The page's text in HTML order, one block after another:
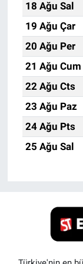
18 Ağu Sal
19 Ağu Çar
20 Ağu Per
21 Ağu Cum
22 Ağu Cts
23 Ağu Paz
24 Ağu Pts
25 Ağu Sal